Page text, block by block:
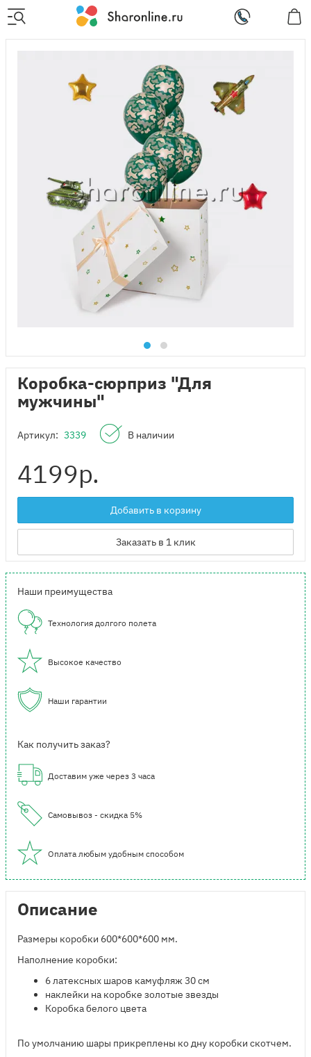
Коробка-сюрприз "Для
мужчины"
Артикул: 3339 В наличии
4199р.
Добавить в корзину
Заказать в 1 клик
Наши преимущества
Технология долгого полета
Высокое качество
Наши гарантии
Как получить заказ?
Доставим уже через 3 часа
Самовывоз - скидка 5%
Оплата любым удобным способом
Описание
Размеры коробки 600*600*600 мм.
Наполнение коробки:
6 латексных шаров камуфляж 30 см
наклейки на коробке золотые звезды
Коробка белого цвета
По умолчанию шары прикреплены ко дну коробки скотчем.